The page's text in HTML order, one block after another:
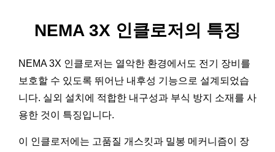
NEMA 3X 인클로저의 특징
NEMA 3X 인클로저는 열악한 환경에서도 전기 장비를
보호할 수 있도록 뛰어난 내후성 기능으로 설계되었습
니다. 실외 설치에 적합한 내구성과 부식 방지 소재를 사
용한 것이 특징입니다.
이 인클로저에는 고품질 개스킷과 밀봉 메커니즘이 장